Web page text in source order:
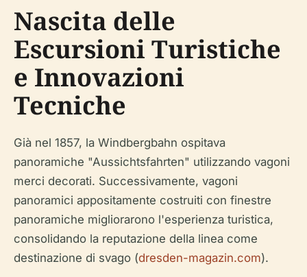
Nascita delle
Escursioni Turistiche
e Innovazioni
Tecniche
Già nel 1857, la Windbergbahn ospitava
panoramiche "Aussichtsfahrten" utilizzando vagoni
merci decorati. Successivamente, vagoni
panoramici appositamente costruiti con finestre
panoramiche migliorarono l'esperienza turistica,
consolidando la reputazione della linea come
destinazione di svago (dresden-magazin.com).